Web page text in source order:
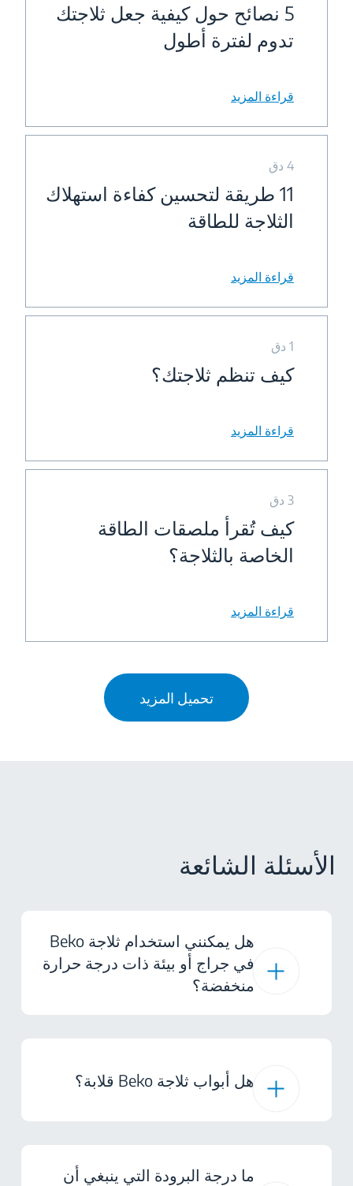
5 نصائح حول كيفية جعل ثلاجتك
تدوم لفترة أطول
قراءة المزيد
4 دق
11 طريقة لتحسين كفاءة استهلاك
الثلاجة للطاقة
قراءة المزيد
1 دق
كيف تنظم ثلاجتك؟
قراءة المزيد
3 دق
كيف تُقرأ ملصقات الطاقة
الخاصة بالثلاجة؟
قراءة المزيد
تحميل المزيد
الأسئلة الشائعة
هل يمكنني استخدام ثلاجة Beko
في جراج أو بيئة ذات درجة حرارة
منخفضة؟
هل أبواب ثلاجة Beko قلابة؟
ما درجة البرودة التي ينبغي أن